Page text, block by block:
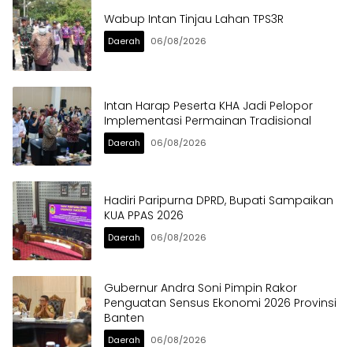
Wabup Intan Tinjau Lahan TPS3R
Daerah 06/08/2026
Intan Harap Peserta KHA Jadi Pelopor
Implementasi Permainan Tradisional
Daerah 06/08/2026
Hadiri Paripurna DPRD, Bupati Sampaikan
KUA PPAS 2026
Daerah 06/08/2026
Gubernur Andra Soni Pimpin Rakor
Penguatan Sensus Ekonomi 2026 Provinsi
Banten
Daerah 06/08/2026